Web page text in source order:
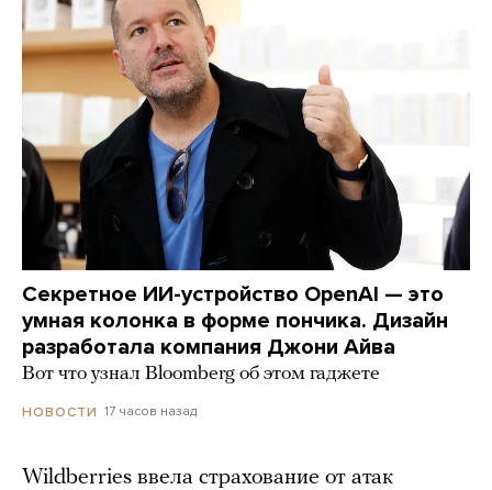
Секретное ИИ-устройство OpenAI — это
умная колонка в форме пончика. Дизайн
разработала компания Джони Айва
Вот что узнал Bloomberg об этом гаджете
НОВОСТИ 17 часов назад
Wildberries ввела страхование от атак